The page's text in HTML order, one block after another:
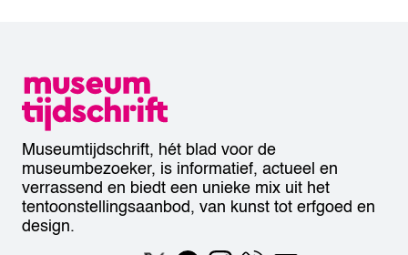
Museumtijdschrift, hét blad voor de
museumbezoeker, is informatief, actueel en
verrassend en biedt een unieke mix uit het
tentoonstellingsaanbod, van kunst tot erfgoed en
design.